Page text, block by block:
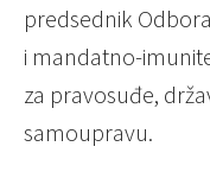
predsednik
i mandatno-
za pravosuđe,
samoupravu.